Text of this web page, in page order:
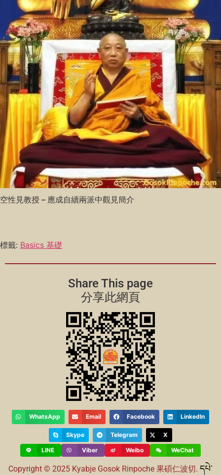
空性見教授 – 應成自續兩派中觀見簡介
標籤: Basics 基礎
Share This page
分享此網頁
WhatsApp Email Facebook LinkedIn
Skype Telegram X
LINE Viber Weibo WeChat
Copyright © 2025 Kyabje Gosok Rinpoche 果碩仁波切. དཔེ་